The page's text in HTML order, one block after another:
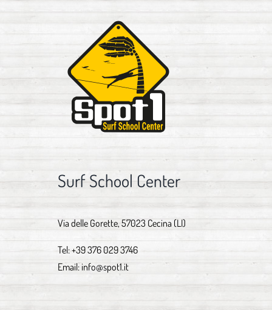
Surf School Center
Via delle Gorette, 57023 Cecina (LI)
Tel:+39 376 029 3746
Email: info@spot1.it